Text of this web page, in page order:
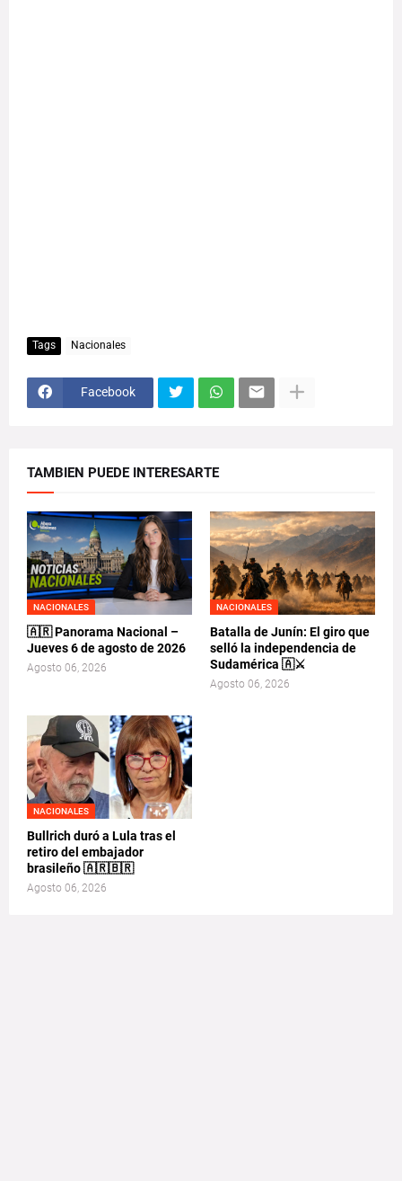
Tags Nacionales
Facebook
TAMBIEN PUEDE INTERESARTE
NACIONALES
🇦🇷 Panorama Nacional –
Jueves 6 de agosto de 2026
Agosto 06, 2026
NACIONALES
Batalla de Junín: El giro que
selló la independencia de
Sudamérica 🇦⚔️
Agosto 06, 2026
NACIONALES
Bullrich duró a Lula tras el
retiro del embajador
brasileño 🇦🇷🇧🇷
Agosto 06, 2026